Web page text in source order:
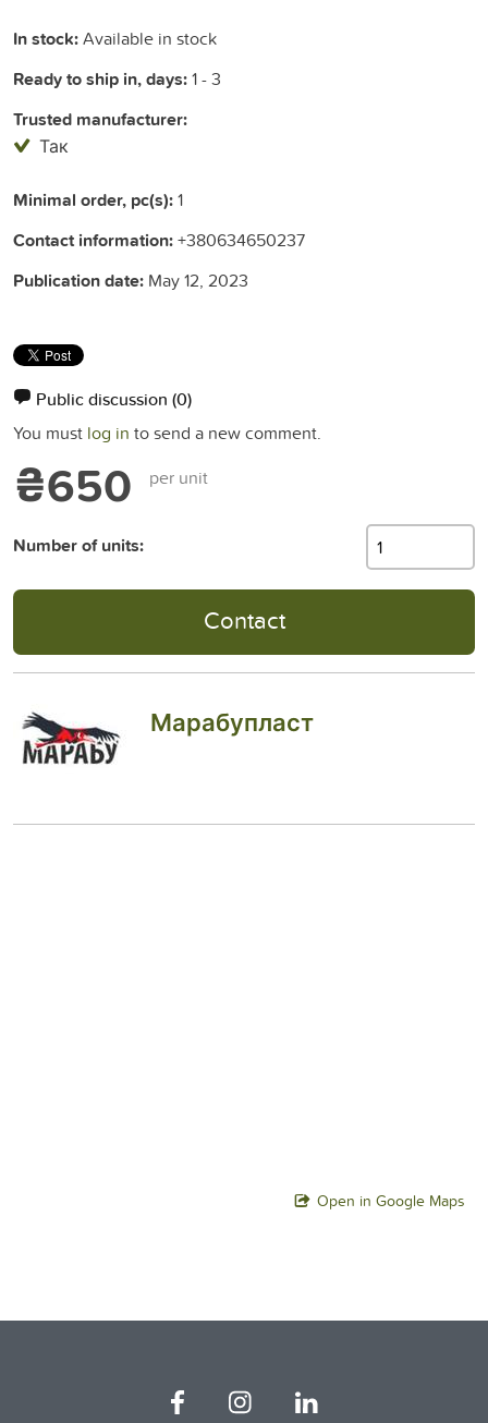
In stock:Available in stock
Ready to ship in, days:1 - 3
Trusted manufacturer:
Так
Minimal order, pc(s):1
Contact information:+380634650237
Publication date: May 12, 2023
Public discussion (0)
You must log in to send a new comment.
₴650 per unit
Number of units:
Contact
Марабупласт
Open in Google Maps